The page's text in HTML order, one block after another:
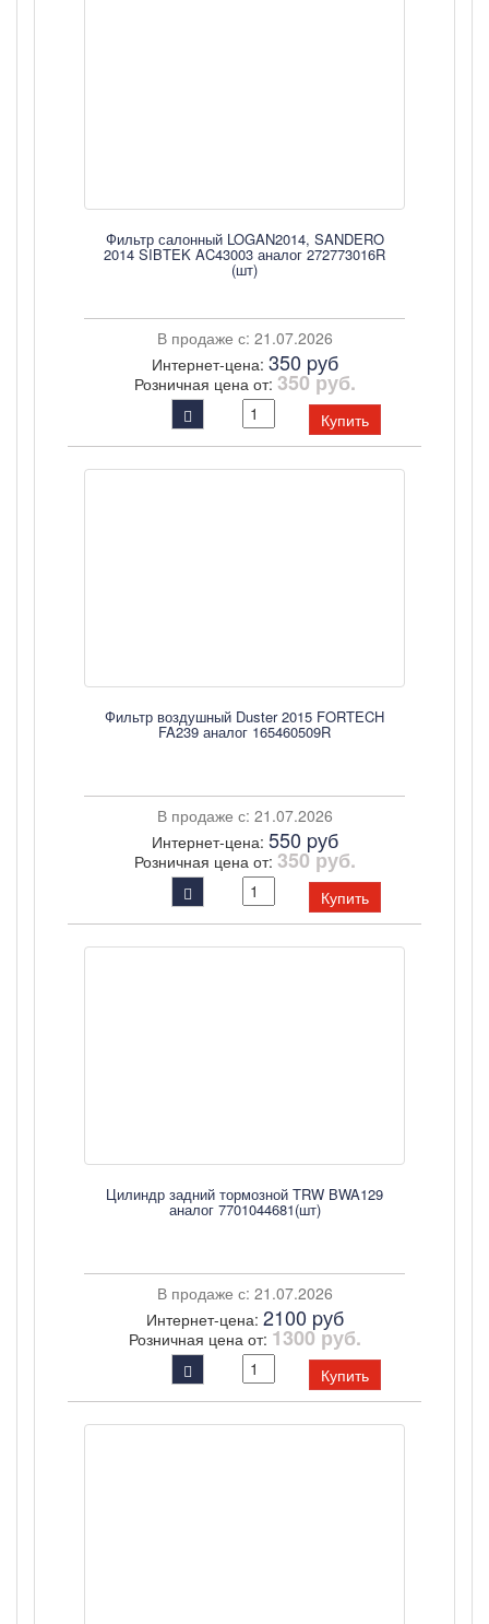
Фильтр салонный LOGAN2014, SANDERO
2014 SIBTEK AC43003 аналог 272773016R
(шт)
В продаже с: 21.07.2026
Интернет-цена: 350 pуб
Розничная цена от: 350 руб.
Купить
Фильтр воздушный Duster 2015 FORTECH
FA239 аналог 165460509R
В продаже с: 21.07.2026
Интернет-цена: 550 pуб
Розничная цена от: 350 руб.
Купить
Цилиндр задний тормозной TRW BWA129
аналог 7701044681(шт)
В продаже с: 21.07.2026
Интернет-цена: 2100 pуб
Розничная цена от: 1300 руб.
Купить